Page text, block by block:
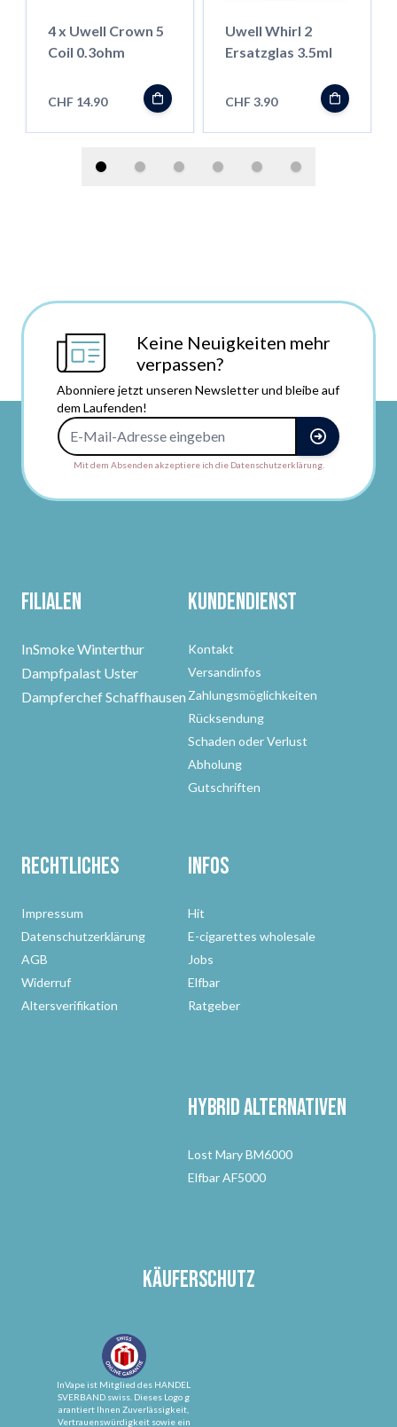
4 x Uwell Crown 5
Coil 0.3ohm
CHF 14.90
Uwell Whirl 2
Ersatzglas 3.5ml
CHF 3.90
Keine Neuigkeiten mehr
verpassen?
Abonniere jetzt unseren Newsletter und bleibe auf
dem Laufenden!
Mit dem Absenden akzeptiere ich die Datenschutzerklärung.
Filialen
InSmoke Winterthur
Dampfpalast Uster
Dampferchef Schaffhausen
Kundendienst
Kontakt
Versandinfos
Zahlungsmöglichkeiten
Rücksendung
Schaden oder Verlust
Abholung
Gutschriften
Rechtliches
Impressum
Datenschutzerklärung
AGB
Widerruf
Altersverifikation
Infos
Hit
E-cigarettes wholesale
Jobs
Elfbar
Ratgeber
Hybrid Alternativen
Lost Mary BM6000
Elfbar AF5000
Käuferschutz
InVape ist Mitglied des HANDEL
SVERBAND.swiss. Dieses Logo g
arantiert Ihnen Zuverlässigkeit,
Vertrauenswürdigkeit sowie ein